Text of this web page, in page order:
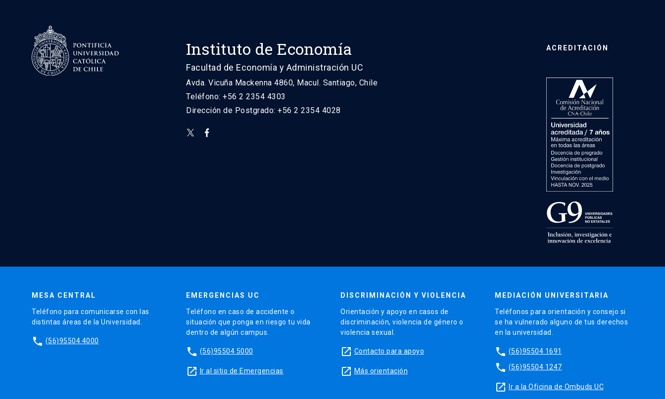
Instituto de Economía
Facultad de Economía y Administración UC
Avda. Vicuña Mackenna 4860, Macul. Santiago, Chile
Teléfono: +56 2 2354 4303
Dirección de Postgrado: +56 2 2354 4028
ACREDITACIÓN
MESA CENTRAL
Teléfono para comunicarse con las
distintas áreas de la Universidad.
phone (56)95504 4000
EMERGENCIAS UC
Teléfono en caso de accidente o
situación que ponga en riesgo tu vida
dentro de algún campus.
phone (56)95504 5000
launch Ir al sitio de Emergencias
DISCRIMINACIÓN Y VIOLENCIA
Orientación y apoyo en casos de
discriminación, violencia de género o
violencia sexual.
launch Contacto para apoyo
launch Más orientación
MEDIACIÓN UNIVERSITARIA
Teléfonos para orientación y consejo si
se ha vulnerado alguno de tus derechos
en la universidad.
phone (56)95504 1691
phone (56)95504 1247
launch Ir a la Oficina de Ombuds UC